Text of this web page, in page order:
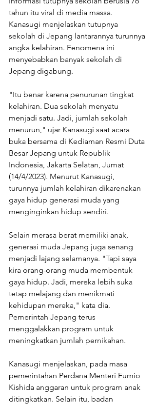
tahun itu viral di media massa.
Kanasugi menjelaskan tutupnya
sekolah di Jepang lantarannya turunnya
angka kelahiran. Fenomena ini
menyebabkan banyak sekolah di
Jepang digabung.
"Itu benar karena penurunan tingkat
kelahiran. Dua sekolah menyatu
menjadi satu. Jadi, jumlah sekolah
menurun," ujar Kanasugi saat acara
buka bersama di Kediaman Resmi Duta
Besar Jepang untuk Republik
Indonesia, Jakarta Selatan, Jumat
(14/4/2023). Menurut Kanasugi,
turunnya jumlah kelahiran dikarenakan
gaya hidup generasi muda yang
menginginkan hidup sendiri.
Selain merasa berat memiliki anak,
generasi muda Jepang juga senang
menjadi lajang selamanya. "Tapi saya
kira orang-orang muda membentuk
gaya hidup. Jadi, mereka lebih suka
tetap melajang dan menikmati
kehidupan mereka," kata dia.
Pemerintah Jepang terus
menggalakkan program untuk
meningkatkan jumlah pernikahan.
Kanasugi menjelaskan, pada masa
pemerintahan Perdana Menteri Fumio
Kishida anggaran untuk program anak
ditingkatkan. Selain itu, badan